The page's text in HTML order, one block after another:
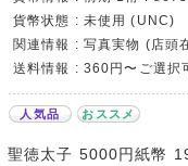
貨幣状態 : 未使用 (UNC)
関連情報 : 写真実物 (店頭
送料情報 : 360円〜ご選択
人気品 おススメ
聖徳太子 5000円紙幣